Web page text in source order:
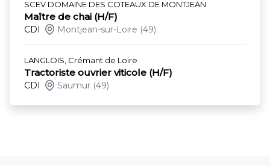
SCEV DOMAINE DES COTEAUX DE MONTJEAN
Maître de chai (H/F)
CDI Montjean-sur-Loire (49)
LANGLOIS, Crémant de Loire
Tractoriste ouvrier viticole (H/F)
CDI Saumur (49)